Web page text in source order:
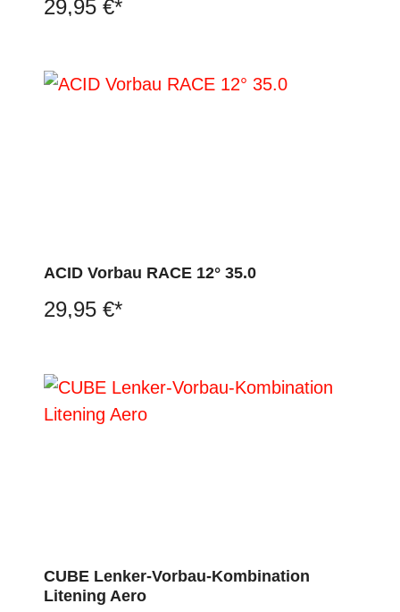
29,95 €*
ACID Vorbau RACE 12° 35.0
29,95 €*
CUBE Lenker-Vorbau-Kombination
Litening Aero